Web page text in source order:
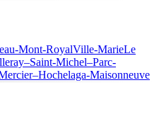
Mont-RoyalVille-MarieLe
Michel–Parc-
Maisonneuve